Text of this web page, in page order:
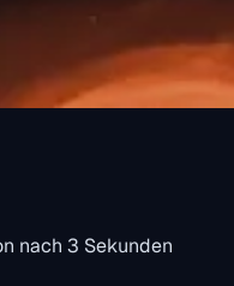
nach 3 Sekunden